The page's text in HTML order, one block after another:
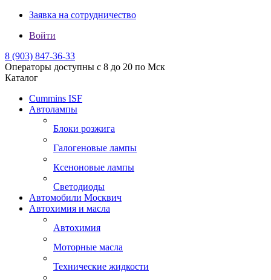
Заявка на сотрудничество
Войти
8 (903) 847-36-33
Операторы доступны с 8 до 20 по Мск
Каталог
Cummins ISF
Автолампы
Блоки розжига
Галогеновые лампы
Ксеноновые лампы
Светодиоды
Автомобили Москвич
Автохимия и масла
Автохимия
Моторные масла
Технические жидкости